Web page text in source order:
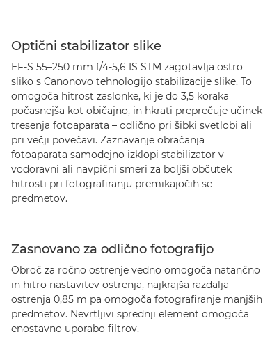
Optični stabilizator slike
EF-S 55–250 mm f/4-5,6 IS STM zagotavlja ostro
sliko s Canonovo tehnologijo stabilizacije slike. To
omogoča hitrost zaslonke, ki je do 3,5 koraka
počasnejša kot običajno, in hkrati preprečuje učinek
tresenja fotoaparata – odlično pri šibki svetlobi ali
pri večji povečavi. Zaznavanje obračanja
fotoaparata samodejno izklopi stabilizator v
vodoravni ali navpični smeri za boljši občutek
hitrosti pri fotografiranju premikajočih se
predmetov.
Zasnovano za odlično fotografijo
Obroč za ročno ostrenje vedno omogoča natančno
in hitro nastavitev ostrenja, najkrajša razdalja
ostrenja 0,85 m pa omogoča fotografiranje manjših
predmetov. Nevrtljivi sprednji element omogoča
enostavno uporabo filtrov.